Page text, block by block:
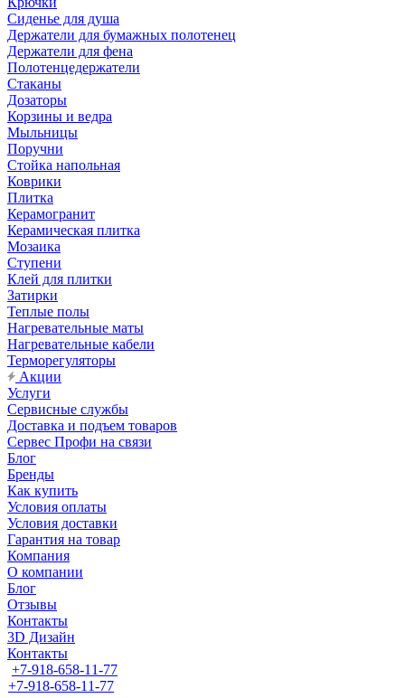
Сиденье для душа
Держатели для бумажных полотенец
Держатели для фена
Полотенцедержатели
Стаканы
Дозаторы
Корзины и ведра
Мыльницы
Поручни
Стойка напольная
Коврики
Плитка
Керамогранит
Керамическая плитка
Мозаика
Ступени
Клей для плитки
Затирки
Теплые полы
Нагревательные маты
Нагревательные кабели
Терморегуляторы
Акции
Услуги
Сервисные службы
Доставка и подъем товаров
Сервес Профи на связи
Блог
Бренды
Как купить
Условия оплаты
Условия доставки
Гарантия на товар
Компания
О компании
Блог
Отзывы
Контакты
3D Дизайн
Контакты
+7-918-658-11-77
+7-918-658-11-77